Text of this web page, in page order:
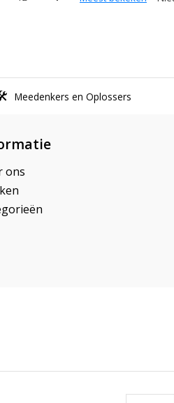
Meedenkers en Oplossers
ons